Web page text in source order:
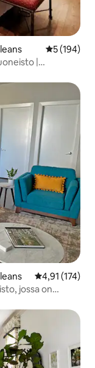
5 (194)
|
4,91 (174)
jossa on